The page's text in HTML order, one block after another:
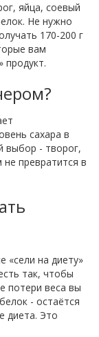
яйца, соевый
Не нужно
170-200 г
вам
продукт.
сахара в
выбор - творог,
превратится в
«сели на диету»
так, чтобы
потери веса вы
- остаётся
диета. Это